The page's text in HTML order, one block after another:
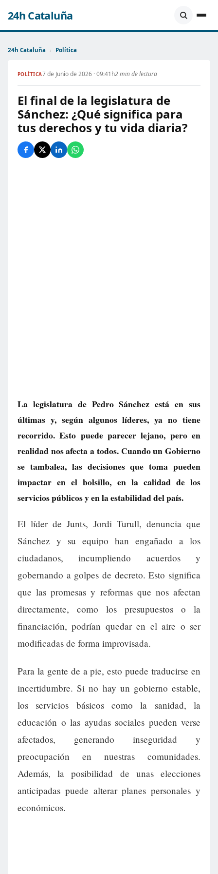
24h Cataluña
24h Cataluña › Política
POLÍTICA7 de Junio de 2026 · 09:41h2 min de lectura
El final de la legislatura de
Sánchez: ¿Qué significa para
tus derechos y tu vida diaria?
La legislatura de Pedro Sánchez está en sus
últimas y, según algunos líderes, ya no tiene
recorrido. Esto puede parecer lejano, pero en
realidad nos afecta a todos. Cuando un Gobierno
se tambalea, las decisiones que toma pueden
impactar en el bolsillo, en la calidad de los
servicios públicos y en la estabilidad del país.
El líder de Junts, Jordi Turull, denuncia que
Sánchez y su equipo han engañado a los
ciudadanos, incumpliendo acuerdos y
gobernando a golpes de decreto. Esto significa
que las promesas y reformas que nos afectan
directamente, como los presupuestos o la
financiación, podrían quedar en el aire o ser
modificadas de forma improvisada.
Para la gente de a pie, esto puede traducirse en
incertidumbre. Si no hay un gobierno estable,
los servicios básicos como la sanidad, la
educación o las ayudas sociales pueden verse
afectados, generando inseguridad y
preocupación en nuestras comunidades.
Además, la posibilidad de unas elecciones
anticipadas puede alterar planes personales y
económicos.